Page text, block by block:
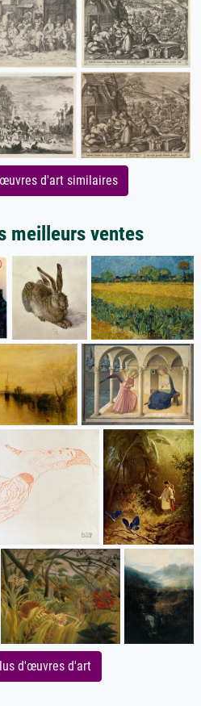
d'art similaires
meilleurs ventes
d'œuvres d'art